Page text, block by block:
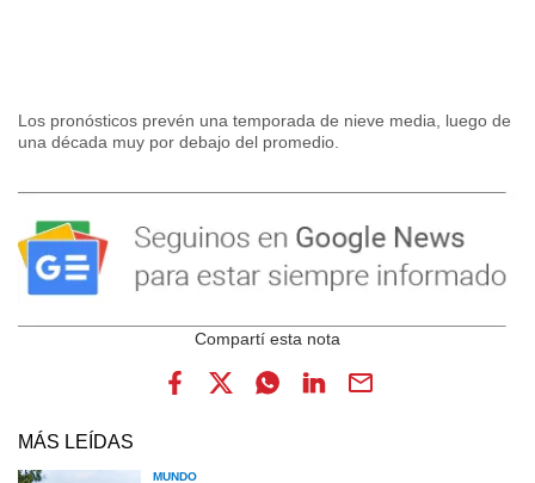
Los pronósticos prevén una temporada de nieve media, luego de
una década muy por debajo del promedio.
MÁS LEÍDAS
MUNDO